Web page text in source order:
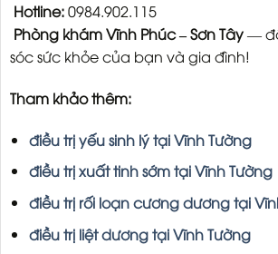
Hotline:0984.902.115
Phòng khám Vĩnh Phúc – Sơn Tây—
sóc sức khỏe của bạn và gia đình!
Tham khảo thêm:
điều trị yếu sinh lý tại Vĩnh Tường
điều trị xuất tinh sớm tại Vĩnh Tường
điều trị rối loạn cương dương tại
điều trị liệt dương tại Vĩnh Tường